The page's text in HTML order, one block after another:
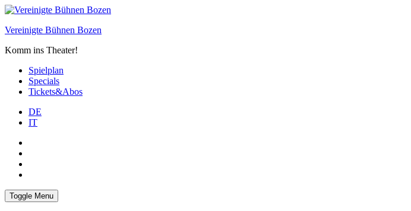
Skip
content
Vereinigte Bühnen Bozen
Komm ins Theater!
Spielplan
Specials
Tickets&Abos
DE
IT
Toggle Menu